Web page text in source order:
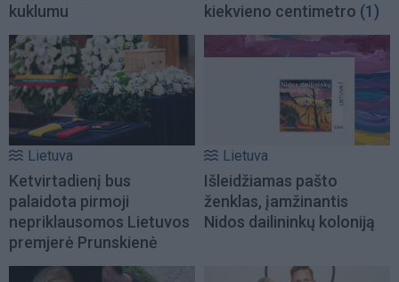
kuklumu
kiekvieno centimetro (1)
Lietuva
Ketvirtadienį bus
palaidota pirmoji
nepriklausomos Lietuvos
premjerė Prunskienė
Lietuva
Išleidžiamas pašto
ženklas, įamžinantis
Nidos dailininkų koloniją